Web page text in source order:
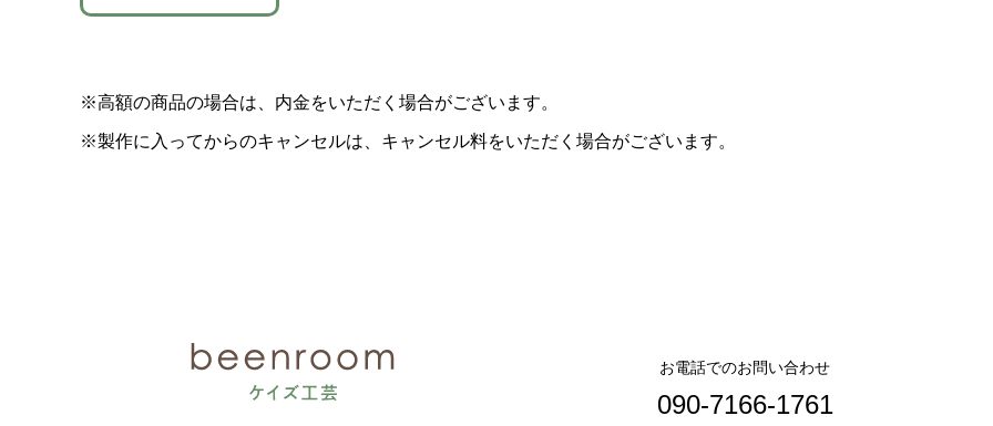
※高額の商品の場合は、内金をいただく場合がございます。
※製作に入ってからのキャンセルは、キャンセル料をいただく場合がございます。
お電話でのお問い合わせ
090-7166-1761